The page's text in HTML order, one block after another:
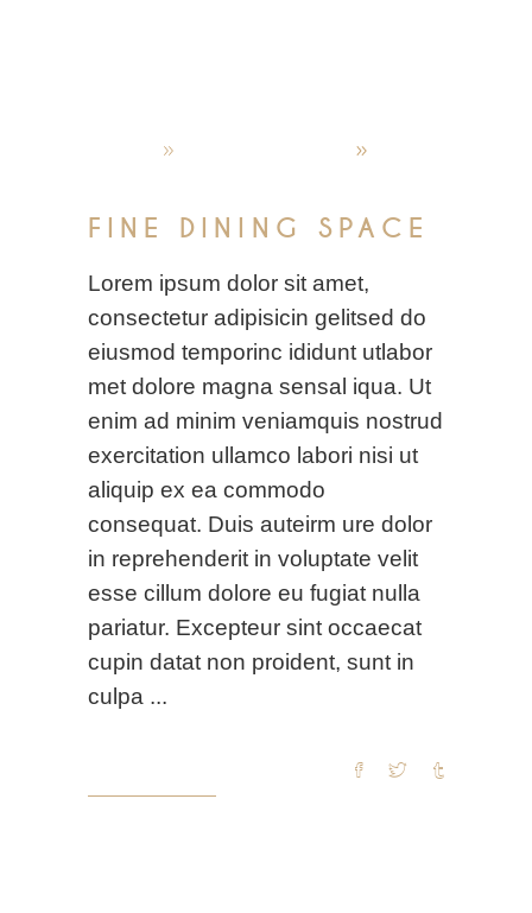
FINE DINING SPACE
Lorem ipsum dolor sit amet,
consectetur adipisicin gelitsed do
eiusmod temporinc ididunt utlabor
met dolore magna sensal iqua. Ut
enim ad minim veniamquis nostrud
exercitation ullamco labori nisi ut
aliquip ex ea commodo
consequat. Duis auteirm ure dolor
in reprehenderit in voluptate velit
esse cillum dolore eu fugiat nulla
pariatur. Excepteur sint occaecat
cupin datat non proident, sunt in
culpa